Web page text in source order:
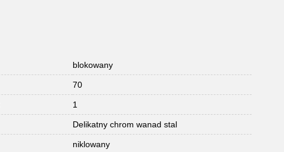
blokowany
70
1
Delikatny chrom wanad stal
niklowany